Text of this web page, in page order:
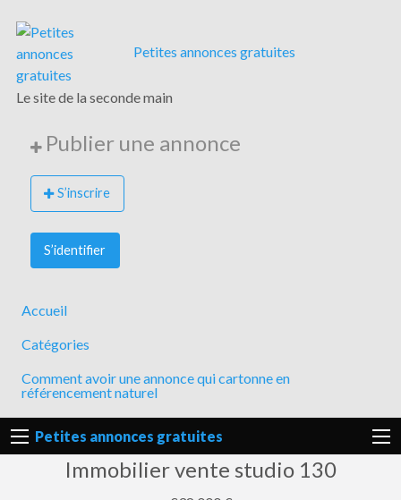
Petites annonces gratuites
Le site de la seconde main
Publier une annonce
S’inscrire
S’identifier
Accueil
Catégories
Comment avoir une annonce qui cartonne en
référencement naturel
Petites annonces gratuites
Immobilier vente studio 130